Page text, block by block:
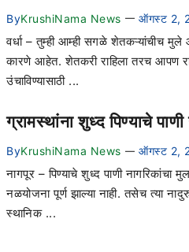
ByKrushiNama News — ऑगस्ट 2,
वर्धा – तुम्ही आम्ही सगळे शेतकऱ्यांचीच
कारणे आहेत. शेतकरी राहिला तरच आपण
उंचाविण्यासाठी ...
ग्रामस्थांना शुध्द पिण्याचे
ByKrushiNama News — ऑगस्ट 2,
नागपूर – पिण्याचे शुध्द पाणी नागरिकांचा
नळयोजना पूर्ण झाल्या नाही. तसेच त्या
स्थानिक ...